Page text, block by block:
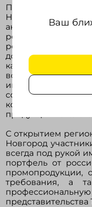
Ваш
Полное
Нижнем Новгороде
активно
рекламными
региона. Конечно
достаточно
каталога Happy
возможность
информацию и
современного
которого
продукции каталога.
С открытием
Новгород
всегда под рукой
портфель от
промопродукции,
требования, а
профессиональную